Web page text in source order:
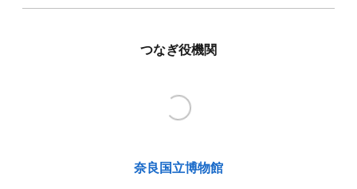
つなぎ役機関
奈良国立博物館